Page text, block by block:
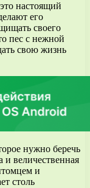
настоящий
его
своего
пес с нежной
свою жизнь
нужно беречь
и величественная
и
столь